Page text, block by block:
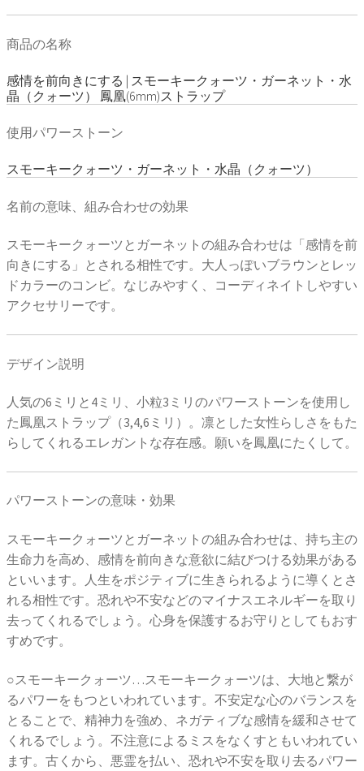
商品の名称
感情を前向きにする | スモーキークォーツ・ガーネット・水
晶（クォーツ） 鳳凰(6mm)ストラップ
使用パワーストーン
スモーキークォーツ・ガーネット・水晶（クォーツ）
名前の意味、組み合わせの効果
スモーキークォーツとガーネットの組み合わせは「感情を前
向きにする」とされる相性です。大人っぽいブラウンとレッ
ドカラーのコンビ。なじみやすく、コーディネイトしやすい
アクセサリーです。
デザイン説明
人気の6ミリと4ミリ、小粒3ミリのパワーストーンを使用し
た鳳凰ストラップ（3,4,6ミリ）。凛とした女性らしさをもた
らしてくれるエレガントな存在感。願いを鳳凰にたくして。
パワーストーンの意味・効果
スモーキークォーツとガーネットの組み合わせは、持ち主の
生命力を高め、感情を前向きな意欲に結びつける効果がある
といいます。人生をポジティブに生きられるように導くとさ
れる相性です。恐れや不安などのマイナスエネルギーを取り
去ってくれるでしょう。心身を保護するお守りとしてもおす
すめです。
○スモーキークォーツ…スモーキークォーツは、大地と繋が
るパワーをもつといわれています。不安定な心のバランスを
とることで、精神力を強め、ネガティブな感情を緩和させて
くれるでしょう。不注意によるミスをなくすともいわれてい
ます。古くから、悪霊を払い、恐れや不安を取り去るパワー